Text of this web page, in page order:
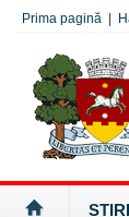
Prima pagină